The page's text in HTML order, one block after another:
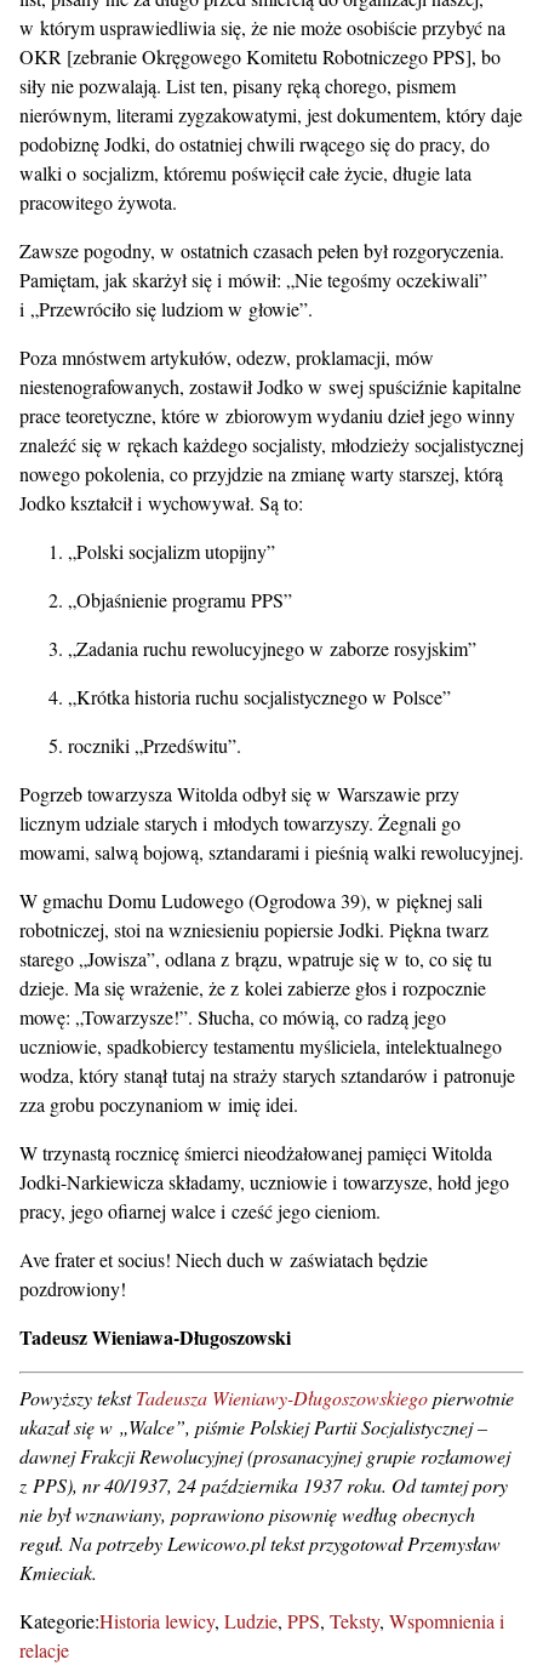
w którym usprawiedliwia się, że nie może osobiście przybyć na
OKR [zebranie Okręgowego Komitetu Robotniczego PPS], bo
siły nie pozwalają. List ten, pisany ręką chorego, pismem
nierównym, literami zygzakowatymi, jest dokumentem, który daje
podobiznę Jodki, do ostatniej chwili rwącego się do pracy, do
walki o socjalizm, któremu poświęcił całe życie, długie lata
pracowitego żywota.
Zawsze pogodny, w ostatnich czasach pełen był rozgoryczenia.
Pamiętam, jak skarżył się i mówił: „Nie tegośmy oczekiwali”
i „Przewróciło się ludziom w głowie”.
Poza mnóstwem artykułów, odezw, proklamacji, mów
niestenografowanych, zostawił Jodko w swej spuściźnie kapitalne
prace teoretyczne, które w zbiorowym wydaniu dzieł jego winny
znaleźć się w rękach każdego socjalisty, młodzieży socjalistycznej
nowego pokolenia, co przyjdzie na zmianę warty starszej, którą
Jodko kształcił i wychowywał. Są to:
„Polski socjalizm utopijny”
„Objaśnienie programu PPS”
„Zadania ruchu rewolucyjnego w zaborze rosyjskim”
„Krótka historia ruchu socjalistycznego w Polsce”
roczniki „Przedświtu”.
Pogrzeb towarzysza Witolda odbył się w Warszawie przy
licznym udziale starych i młodych towarzyszy. Żegnali go
mowami, salwą bojową, sztandarami i pieśnią walki rewolucyjnej.
W gmachu Domu Ludowego (Ogrodowa 39), w pięknej sali
robotniczej, stoi na wzniesieniu popiersie Jodki. Piękna twarz
starego „Jowisza”, odlana z brązu, wpatruje się w to, co się tu
dzieje. Ma się wrażenie, że z kolei zabierze głos i rozpocznie
mowę: „Towarzysze!”. Słucha, co mówią, co radzą jego
uczniowie, spadkobiercy testamentu myśliciela, intelektualnego
wodza, który stanął tutaj na straży starych sztandarów i patronuje
zza grobu poczynaniom w imię idei.
W trzynastą rocznicę śmierci nieodżałowanej pamięci Witolda
Jodki-Narkiewicza składamy, uczniowie i towarzysze, hołd jego
pracy, jego ofiarnej walce i cześć jego cieniom.
Ave frater et socius! Niech duch w zaświatach będzie
pozdrowiony!
Tadeusz Wieniawa-Długoszowski
Powyższy tekstTadeusza Wieniawy-Długoszowskiegopierwotnie
ukazał się w „Walce”, piśmie Polskiej Partii Socjalistycznej –
dawnej Frakcji Rewolucyjnej (prosanacyjnej grupie rozłamowej
z PPS), nr 40/1937, 24 października 1937 roku. Od tamtej pory
nie był wznawiany, poprawiono pisownię według obecnych
reguł. Na potrzeby Lewicowo.pl tekst przygotował Przemysław
Kmieciak.
Kategorie:Historia lewicy Ludzie PPS Teksty Wspomnienia i
relacje